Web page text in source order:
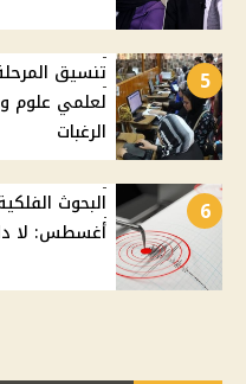
5
لعلمي علوم
الرغبات
6
أغسطس: لا